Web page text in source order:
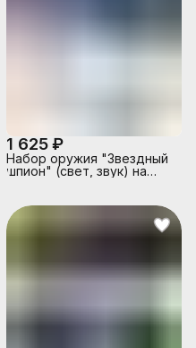
1 625 ₽
Набор оружия "Звездный
шпион" (свет, звук) на